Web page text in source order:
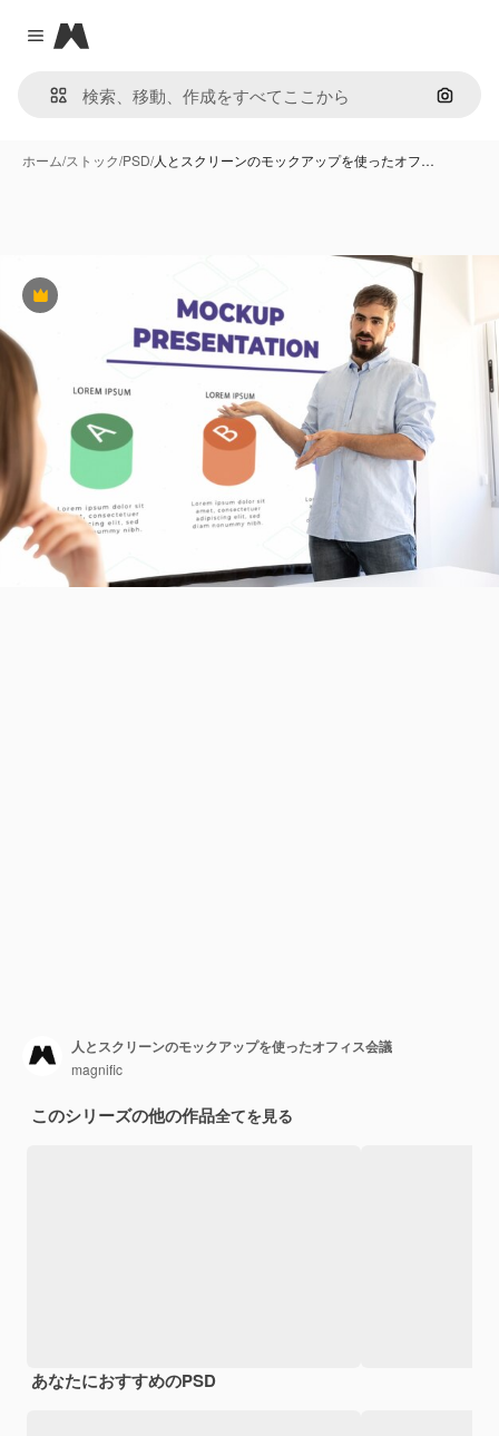
Close menu
Magnific
画像で
ホーム/ストック/PSD/人とスクリーンのモックアップを使ったオフ…
Premium
人とスクリーンのモックアップを使ったオフィス会議
magnific
このシリーズの他の作品全てを見る
あなたにおすすめのPSD